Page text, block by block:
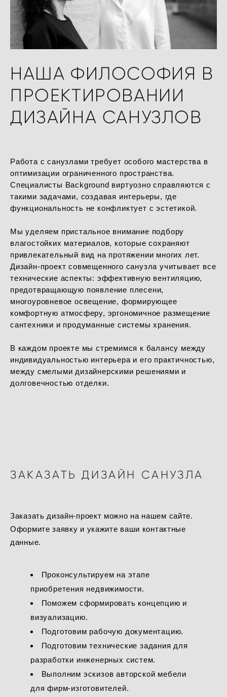
НАША ФИЛОСОФИЯ В
ПРОЕКТИРОВАНИИ
ДИЗАЙНА САНУЗЛОВ
Работа с санузлами требует особого мастерства в
оптимизации ограниченного пространства.
Специалисты Background виртуозно справляются с
такими задачами, создавая интерьеры, где
функциональность не конфликтует с эстетикой.
Мы уделяем пристальное внимание подбору
влагостойких материалов, которые сохраняют
привлекательный вид на протяжении многих лет.
Дизайн-проект совмещенного санузла учитывает все
технические аспекты: эффективную вентиляцию,
предотвращающую появление плесени,
многоуровневое освещение, формирующее
комфортную атмосферу, эргономичное размещение
сантехники и продуманные системы хранения.
В каждом проекте мы стремимся к балансу между
индивидуальностью интерьера и его практичностью,
между смелыми дизайнерскими решениями и
долговечностью отделки.
ЗАКАЗАТЬ ДИЗАЙН САНУЗЛА
Заказать дизайн-проект можно на нашем сайте.
Оформите заявку и укажите ваши контактные
данные.
Проконсультируем на этапе
приобретения недвижимости.
Поможем сформировать концепцию и
визуализацию.
Подготовим рабочую документацию.
Подготовим технические задания для
разработки инженерных систем.
Выполним эскизов авторской мебели
для фирм-изготовителей.